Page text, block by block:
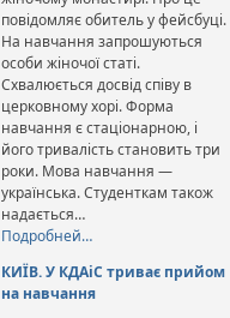
повідомляє обитель у фейсбуці.
На навчання запрошуються
особи жіночої статі.
Схвалюється досвід співу в
церковному хорі. Форма
навчання є стаціонарною, і
його тривалість становить три
роки. Мова навчання —
українська. Студенткам також
надається…
Подробней…
КИЇВ. У КДАіС триває прийом
на навчання